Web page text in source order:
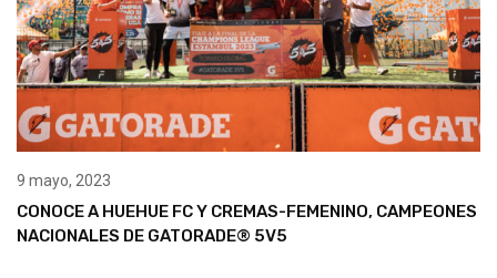
9 mayo, 2023
CONOCE A HUEHUE FC Y CREMAS-FEMENINO, CAMPEONES
NACIONALES DE GATORADE® 5V5